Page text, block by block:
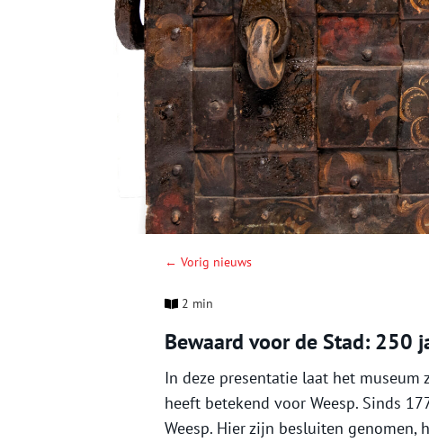
← Vorig nieuws
2 min
Bewaard voor de Stad: 250
In deze presentatie laat het
heeft betekend voor Weesp. Sinds
Weesp. Hier zijn besluiten genomen,